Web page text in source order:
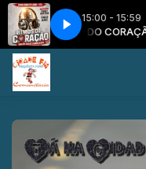
15:00 - 15:59
RITMOS DO